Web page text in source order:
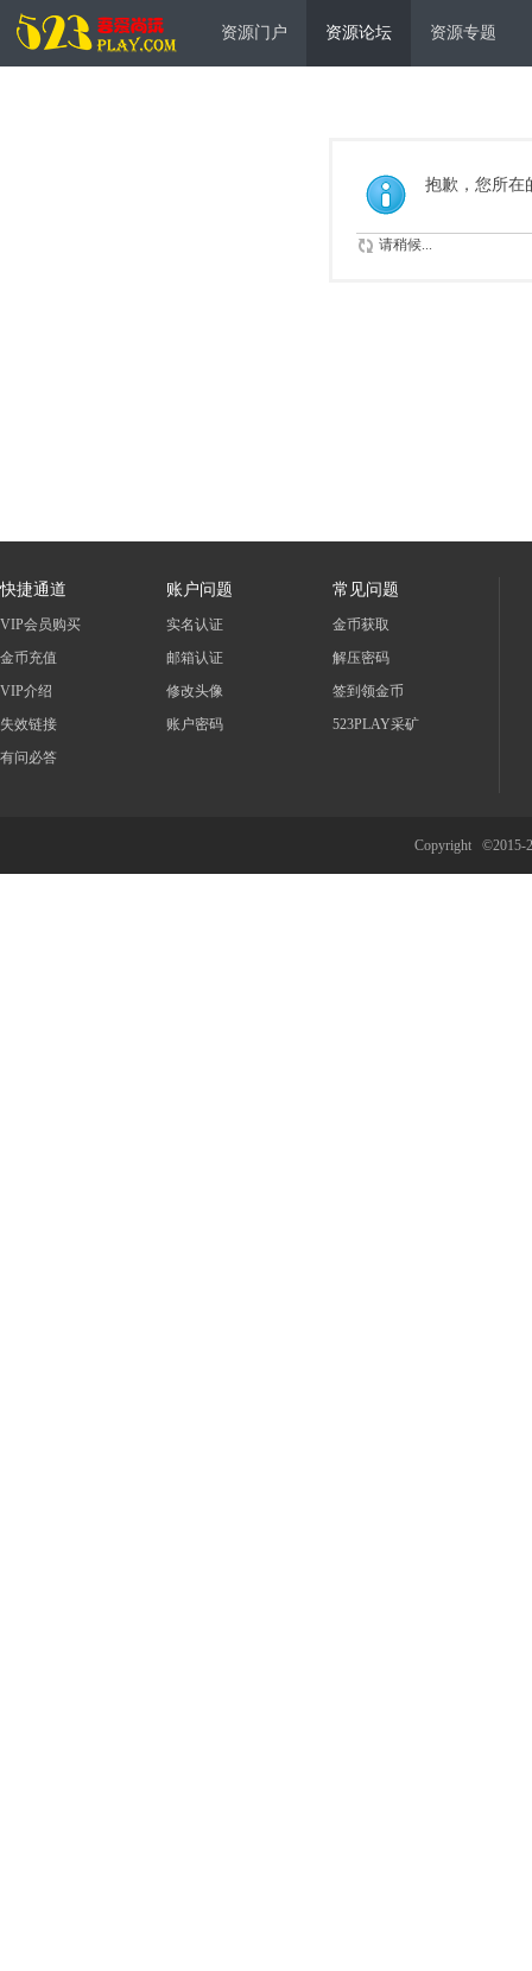
资源门户 资源论坛 资源专题
抱歉，您所在
请稍候...
快捷通道
VIP会员购买
金币充值
VIP介绍
失效链接
有问必答
账户问题
实名认证
邮箱认证
修改头像
账户密码
常见问题
金币获取
解压密码
签到领金币
523PLAY采矿
Copyright ©2015-